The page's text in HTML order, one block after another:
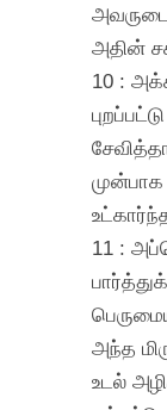
அதின்
10 :
11 :
அந்த
உடல்